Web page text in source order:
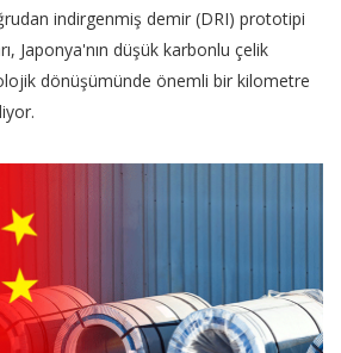
indirgenmiş demir (DRI) prototipi
Japonya'nın düşük karbonlu çelik
dönüşümünde önemli bir kilometre